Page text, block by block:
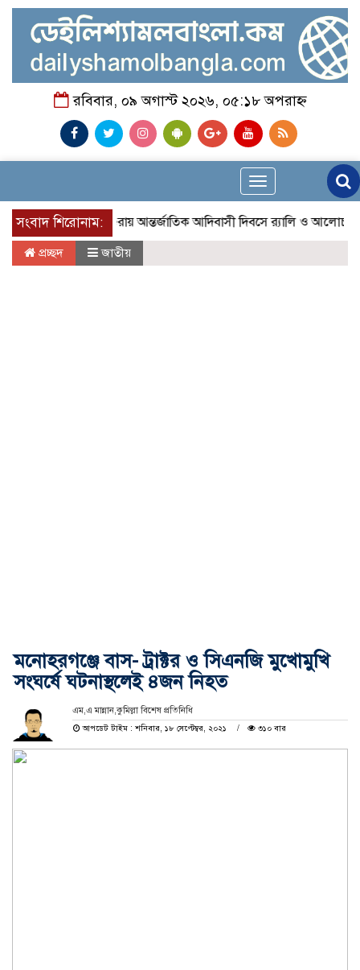
রবিবার, ০৯ অগাস্ট ২০২৬, ০৫:১৮ অপরাহ্ন
Toggle
navigation
সংবাদ শিরোনাম:মাগুরায় আন্তর্জাতিক আদিবাসী দিবসে র‍্যালি ও আলোচনা সভা
প্রচ্ছদ জাতীয়
মনোহরগঞ্জে বাস- ট্রাক্টর ও সিএনজি মুখোমুখি
সংঘর্ষে ঘটনাস্থলেই ৪জন নিহত
এম,এ মান্নান,কুমিল্লা বিশেষ প্রতিনিধি
আপডেট টাইম : শনিবার, ১৮ সেপ্টেম্বর, ২০২১
৩১০ বার